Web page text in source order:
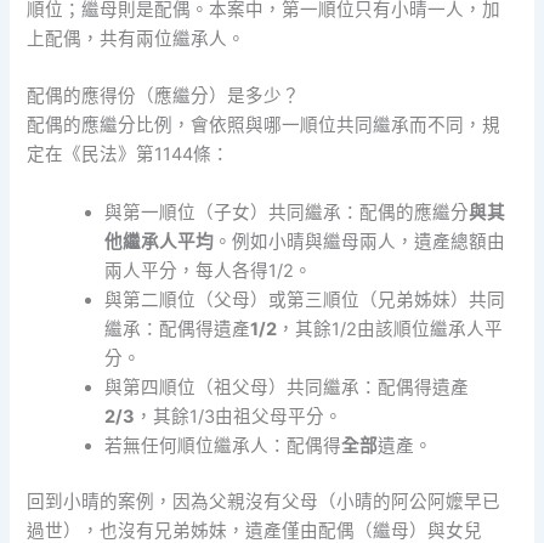
順位；繼母則是配偶。本案中，第一順位只有小晴一人，加
上配偶，共有兩位繼承人。
配偶的應得份（應繼分）是多少？
配偶的應繼分比例，會依照與哪一順位共同繼承而不同，規
定在《民法》第1144條：
與第一順位（子女）共同繼承：配偶的應繼分與其
他繼承人平均 。例如小晴與繼母兩人，遺產總額由
兩人平分，每人各得1/2。
與第二順位（父母）或第三順位（兄弟姊妹）共同
繼承：配偶得遺產1/2 ，其餘1/2由該順位繼承人平
分。
與第四順位（祖父母）共同繼承：配偶得遺產
2/3 ，其餘1/3由祖父母平分。
若無任何順位繼承人：配偶得全部遺產。
回到小晴的案例，因為父親沒有父母（小晴的阿公阿嬤早已
過世），也沒有兄弟姊妹，遺產僅由配偶（繼母）與女兒